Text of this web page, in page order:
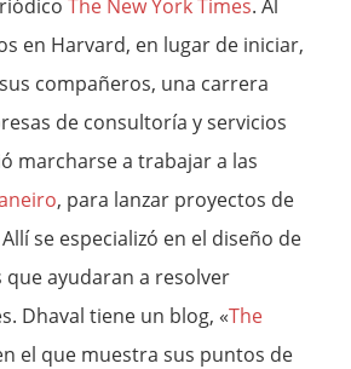
The New York Times. Al
en Harvard, en lugar de iniciar,
compañeros, una carrera
de consultoría y servicios
marcharse a trabajar a las
, para lanzar proyectos de
se especializó en el diseño de
ayudaran a resolver
Dhaval tiene un blog, «The
el que muestra sus puntos de